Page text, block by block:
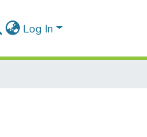
Log In